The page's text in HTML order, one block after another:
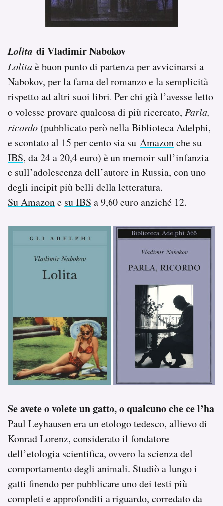
Lolita di Vladimir Nabokov
Lolitaè buon punto di partenza per avvicinarsi a
Nabokov, per la fama del romanzo e la semplicità
rispetto ad altri suoi libri. Per chi già l’avesse letto
o volesse provare qualcosa di più ricercato, Parla,
ricordo (pubblicato però nella Biblioteca Adelphi,
e scontato al 15 per cento sia su Amazonche su
IBS, da 24 a 20,4 euro) è un memoir sull’infanzia
e sull’adolescenza dell’autore in Russia, con uno
degli incipit più belli della letteratura.
Su Amazone su IBS a 9,60 euro anziché 12.
Se avete o volete un gatto, o qualcuno che ce l’ha
Paul Leyhausen era un etologo tedesco, allievo di
Konrad Lorenz, considerato il fondatore
dell’etologia scientifica, ovvero la scienza del
comportamento degli animali. Studiò a lungo i
gatti finendo per pubblicare uno dei testi più
completi e approfonditi a riguardo, corredato da